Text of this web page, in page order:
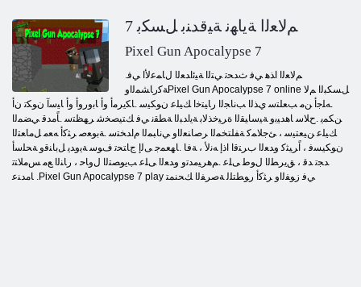
7 ﻢﻟﺎﻌﻟﺍ ﺔﻳﺎﻬﻧ ﺔﻴﻗﺪﻨﺑ ﻞﺴﻜﺑ
Pixel Gun Apocalypse 7
.ﻢﻟﺎﻌﻟﺍ ﺍﺬﻫ ﻲﻓ ﺙﺪﺤﺗ ﻲﺘﻟﺍ ﺔﻴﺋﺍﺪﻌﻟﺍ ﻝﺎﻤﻋﻷ ﺍ ﻲﻓ
ﺔﻛﺭﺎﺸﻤﻟﺍﻭPixel Gun Apocalypse 7 online ﻞﺴﻜﺒﻟﺍ ﻢﻟﺎ
.ﻪﻠﺟﺃ ﻦﻣ ﺐﻌﻠﺘﺳ ﻱﺬﻟﺍ ﺐﻧﺎﺠﻟﺍ ﺭﺎﻴﺘﺧﺍ ﻚﻴﻠﻋ ﻥﻮﻜﻴﺳ .ﺎﻜﻳﺮﻣﺃ ﻭﺃ ﺎﺑﻭﺭﻭﺃ ﻭﺃ ﺎﻴﺳﺁ ﻥﻮﻜﺗ ﻥﺃ
ﻦﻜﻤﻳ .ﺡﻼ ﺳ ﺎﻫﺪﻴﺑﻭ ﺔﻴﺳﺎﻴﻘﻟﺍ ﺓﺮﻴﺧﺬﻟﺎﺑ ﺔﻳﺍﺪﺒﻟﺍ ﺔﻄﻘﻧ ﻲﻓ ﻚﺘﻴﺼﺨﺷ ﺮﻬﻈﺘﺳ .ﺎًﻣﺪﻗ ﻲﻀﻤﻟﺍ
ﻚﻴﻠﻋ ﻦﻴﻌﺘﻴﺳ ، ﺊﺟﻼ ﻤﻛ ﺔﻔﻠﺘﺨﻤﻟﺍ ﺮﺻﺎﻨﻌﻟﺍﻭ ﻲﻧﺎﺒﻤﻟﺍ ﻡﺍﺪﺨﺘﺳ .ﺔﺑﻮﻌﺻ ﺮﺜﻛﺃ ﻪﻌﻣ ﻞﻣﺎﻌﺘﻟﺍ
ﻥﻮﻜﻴﺴﻓ ، ﺍًﺮﻴﺜﻛ ﻭﺪﻌﻟﺍ ﺏﺮﺘﻗﺍ ﺍﺫﺇ ﻪﻧﻷ ، ﺔﻓﺎ .ﺎﻬﻌﻤﺟ ﻰﻟﺇ ﺝﺎﺘﺤﺗ ﻑﻮﺳ ﺔﻳﻭﺪﻳ ﻞﺑﺎﻨﻗﻭ ﺔﺤﻠﺳﺃ
ﺪﺠﺗ ﺪﻗ ، ﻖﻳﺮﻄﻟﺍ ﻝﻮﻃ ﻰﻠﻋ .ﻢﻫﺮﻴﻣﺪﺗﻭ ﻭﺪﻌﻟﺍ ﻰﻠﻋ ﺐﻳﻮﺼﺘﻟﺍ ﻝﻭﺎﺣ ، ﺭﺎﻨﻟﺍ ﻊﻣ ﺲﻣﻼ ﺘﺗ
ﺎﻣﺪﻨﻋ .Pixel Gun Apocalypse 7 play ﻲﻓ ﺯﻮﻔﻟﺍﻭ ﺮﺜﻛﺃ ﺭﻮﻄﺘﻠﻟ ﺔﺻﺮﻔﻟﺍ ﻚﺤﻨﻤﺘ